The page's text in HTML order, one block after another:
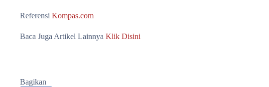
Referensi Kompas.com
Baca Juga Artikel Lainnya Klik Disini
Bagikan